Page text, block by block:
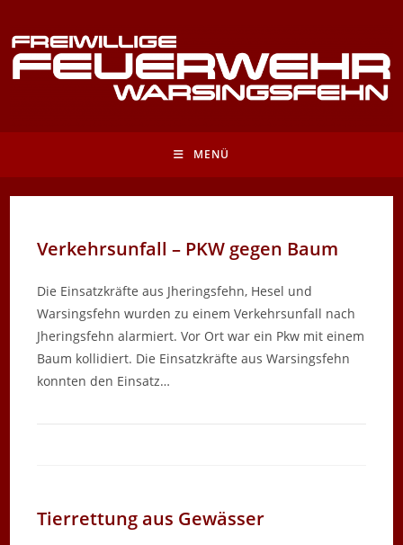
Inhalt
springen
MENÜ
Verkehrsunfall – PKW gegen Baum
Die Einsatzkräfte aus Jheringsfehn, Hesel und
Warsingsfehn wurden zu einem Verkehrsunfall nach
Jheringsfehn alarmiert. Vor Ort war ein Pkw mit einem
Baum kollidiert. Die Einsatzkräfte aus Warsingsfehn
konnten den Einsatz…
Tierrettung aus Gewässer